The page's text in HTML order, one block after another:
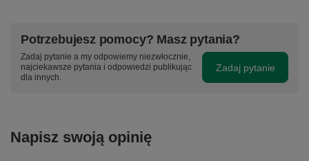
Potrzebujesz pomocy? Masz pytania?
Zadaj pytanie a my odpowiemy niezwłocznie,
najciekawsze pytania i odpowiedzi publikując
dla innych.
Zadaj pytanie
Napisz swoją opinię